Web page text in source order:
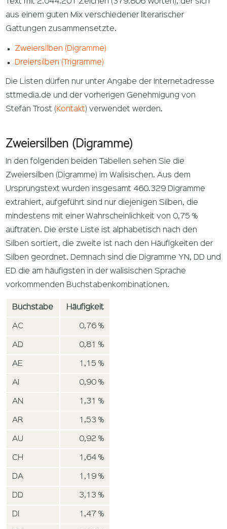
Text mit 2.044.201 Zeichen (379.806 Worten), der sich
aus einem guten Mix verschiedener literarischer
Gattungen zusammensetzte.
Zweiersilben (Digramme)
Dreiersilben (Trigramme)
Die Listen dürfen nur unter Angabe der Internetadresse
sttmedia.de und der vorherigen Genehmigung von
Stefan Trost ( Kontakt) verwendet werden.
Zweiersilben (Digramme)
In den folgenden beiden Tabellen sehen Sie die
Zweiersilben (Digramme) im Walisischen. Aus dem
Ursprungstext wurden insgesamt 460.329 Digramme
extrahiert, aufgeführt sind nur diejenigen Silben, die
mindestens mit einer Wahrscheinlichkeit von 0,75 %
auftraten. Die erste Liste ist alphabetisch nach den
Silben sortiert, die zweite ist nach den Häufigkeiten der
Silben geordnet. Demnach sind die Digramme YN, DD und
ED die am häufigsten in der walisischen Sprache
vorkommenden Buchstabenkombinationen.
Buchstabe Häufigkeit
AC 0,76 %
AD 0,81 %
AE 1,15 %
AI 0,90 %
AN 1,31 %
AR 1,53 %
AU 0,92 %
CH 1,64 %
DA 1,19 %
DD 3,13 %
DI 1,47 %